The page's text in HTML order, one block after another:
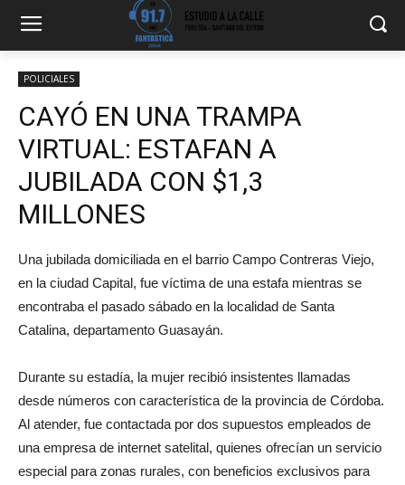
POLICIALES
CAYÓ EN UNA TRAMPA
VIRTUAL: ESTAFAN A
JUBILADA CON $1,3
MILLONES
Una jubilada domiciliada en el barrio Campo Contreras Viejo,
en la ciudad Capital, fue víctima de una estafa mientras se
encontraba el pasado sábado en la localidad de Santa
Catalina, departamento Guasayán.
Durante su estadía, la mujer recibió insistentes llamadas
desde números con característica de la provincia de Córdoba.
Al atender, fue contactada por dos supuestos empleados de
una empresa de internet satelital, quienes ofrecían un servicio
especial para zonas rurales, con beneficios exclusivos para